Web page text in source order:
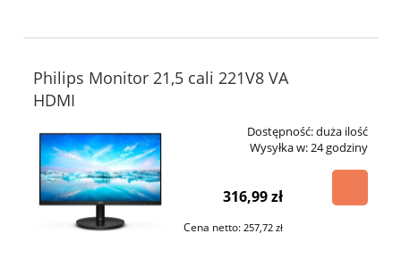
Philips Monitor 21,5 cali 221V8 VA
HDMI
Dostępność:duża ilość
Wysyłka w:24 godziny
316,99 zł
Cena netto:257,72 zł